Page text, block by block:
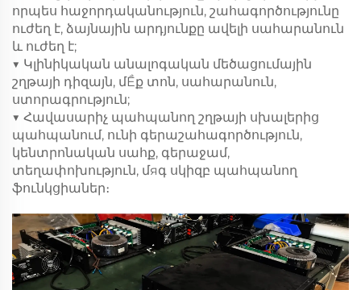
որպես հաջորդականություն, շահագործությունը
ուժեղ է, ձայնային արդյունքը ավելի սահարանուն
և ուժեղ է;
▼ Կլինիկական անալոգական մեծացումային
շղթայի դիզայն, մỀք տոն, սահարանուն,
ստորագրություն;
▼ Հավասարիչ պահպանող շղթայի սխալերից
պահպանում, ունի գերաշահագործություն,
կենտրոնական սահք, գերաջամ,
տեղափոխություն, մяգ սկիզբ պահպանող
ֆունկցիաներ։